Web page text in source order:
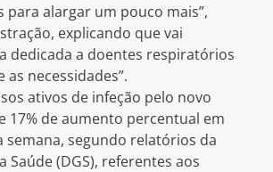
para alargar um pouco mais”,
explicando que vai
dedicada a doentes respiratórios
as necessidades”.
ativos de infeção pelo novo
17% de aumento percentual em
semana, segundo relatórios da
Saúde (DGS), referentes aos